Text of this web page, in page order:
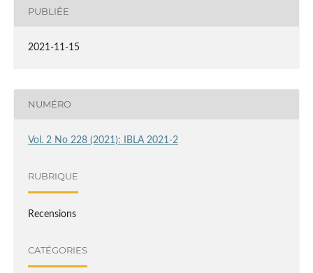
PUBLIÉE
2021-11-15
NUMÉRO
Vol. 2 No 228 (2021): IBLA 2021-2
RUBRIQUE
Recensions
CATÉGORIES